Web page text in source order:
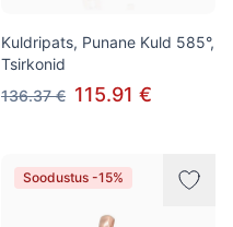
Kuldripats, Punane Kuld 585°,
Tsirkonid
136.37 € 115.91 €
Soodustus -15%